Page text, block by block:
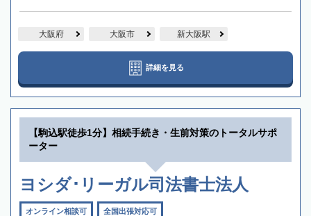
大阪府 大阪市 新大阪駅
詳細を見る
【駒込駅徒歩1分】相続手続き・生前対策のトータルサポ
ーター
ヨシダ･リーガル司法書士法人
オンライン相談可 全国出張対応可